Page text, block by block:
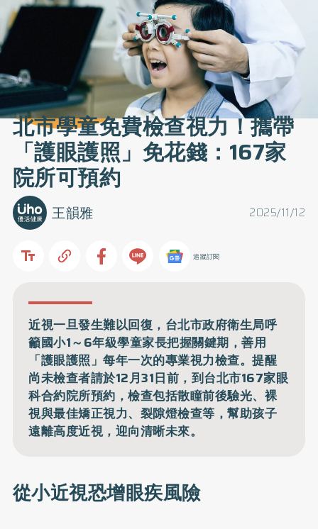
北市學童免費檢查視力！攜帶
「護眼護照」免花錢：167家
院所可預約
2025/11/12
王韻雅
追蹤訂閱
近視一旦發生難以回復，台北市政府衛生局呼
籲國小1～6年級學童家長把握關鍵期，善用
「護眼護照」每年一次的專業視力檢查。提醒
尚未檢查者請於12月31日前，到台北市167家眼
科合約院所預約，檢查包括散瞳前後驗光、裸
視與最佳矯正視力、裂隙燈檢查等，幫助孩子
遠離高度近視，迎向清晰未來。
從小近視恐增眼疾風險